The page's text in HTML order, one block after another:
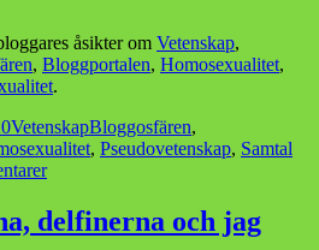
åsikter om Vetenskap,
, Bloggportalen, Homosexualitet,
.
Kategorier
VetenskapTaggar
Bloggosfären,
, Pseudovetenskap, Samtal
till
om
schizofrena
delfinerna och jag